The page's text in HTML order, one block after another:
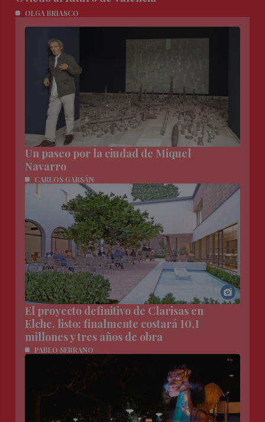
OLGA BRIASCO
Un paseo por la ciudad de Miquel
Navarro
CARLOS GARSÁN
El proyecto definitivo de Clarisas en
Elche, listo: finalmente costará 10,1
millones y tres años de obra
PABLO SERRANO